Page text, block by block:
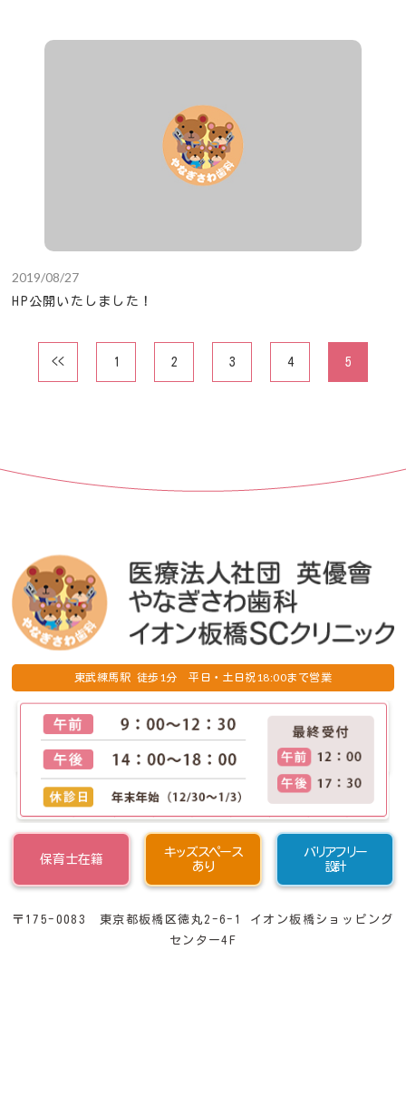
2019/08/27
HP公開いたしました！
<< 1 2 3 4 5
東武練馬駅 徒歩 1分 平日・土日祝 18:00まで営業
保育士在籍
キッズスペース
あり
バリアフリー
設計
〒175-0083 東京都板橋区徳丸2-6-1 イオン板橋ショッピング
センター4F